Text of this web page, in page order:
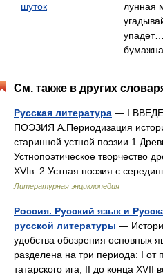
шуток
лунная
См. также в других
Русская литература —
ПОЭЗИЯ А.Периодизация
старинной устной поэзии
Устнопоэтическое творчество
XVIв. 2.Устная поэзия с
Литературная энциклопедия
Россия. Русский язык и
русской литературы —
удобства обозрения основных
разделена на три периода: I от
татарского ига; II до конца